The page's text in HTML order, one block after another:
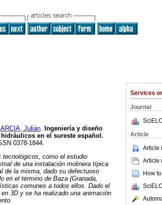
Services
Journal
Article
Article
Article
How
Julián. Ingeniería y diseño
en el sureste español .
0378-1844.
como el estudio
de una instalación molinera típica
de la misma, dado su defectuoso
en el término de Baza (Granada,
comunes a todos ellos. Dado el
3D y se ha realizado una animación